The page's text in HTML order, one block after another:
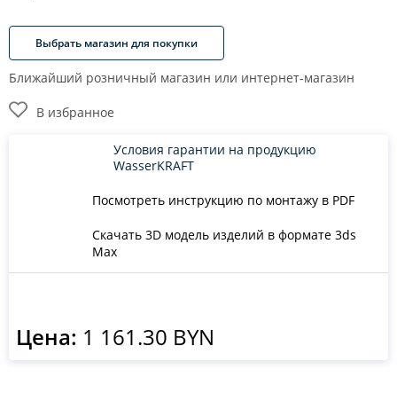
Выбрать магазин для покупки
Ближайший розничный магазин или интернет-магазин
В избранное
Посмотреть инструкцию по монтажу в PDF
Скачать 3D модель изделий в формате 3ds
Max
Условия гарантии на продукцию
WasserKRAFT
Цена: 1 161.30 BYN